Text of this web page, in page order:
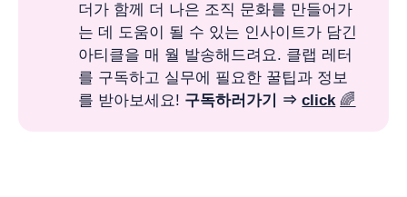
더가 함께 더 나은 조직 문화를 만들어가
는 데 도움이 될 수 있는 인사이트가 담긴
아티클을 매 월 발송해드려요. 클랩 레터
를 구독하고 실무에 필요한 꿀팁과 정보
를 받아보세요! 구독하러가기 ⇒ click 🌈